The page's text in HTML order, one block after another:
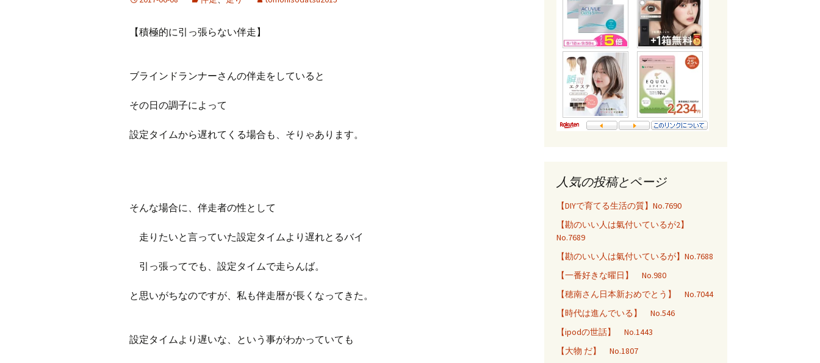
旧ブログ(楽天日誌)
【積極的に引っ張らない伴走】
ブラインドランナーさんの伴走をしていると
その日の調子によって
設定タイムから遅れてくる場合も、そりゃあります。
そんな場合に、伴走者の性として
走りたいと言っていた設定タイムより遅れとるバイ
引っ張ってでも、設定タイムで走らんば。
と思いがちなのですが、私も伴走暦が長くなってきた。
設定タイムより遅いな、という事がわかっていても
人気の投稿とページ
【DIYで育てる生活の質】No.7690
【勘のいい人は氣付いているが2】
No.7689
【勘のいい人は氣付いているが】No.7688
【一番好きな曜日】 No.980
【穂南さん日本新おめでとう】 No.7044
【時代は進んでいる】 No.546
【ipodの世話】 No.1443
【大物 だ】 No.1807